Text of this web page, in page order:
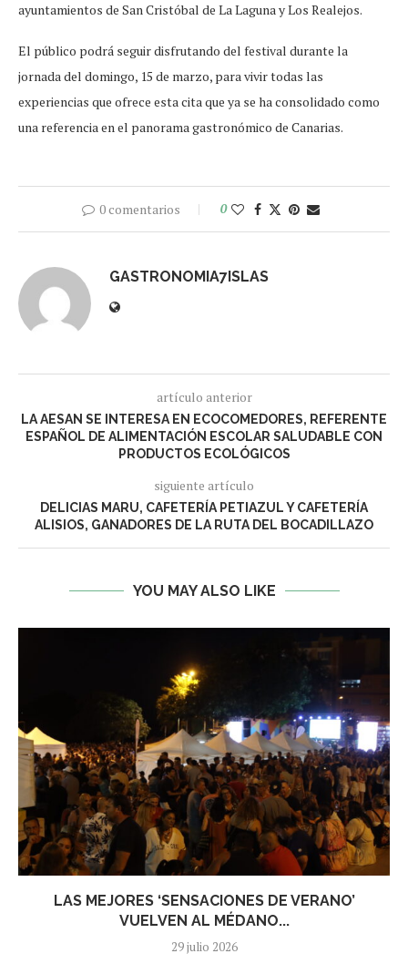
ayuntamientos de San Cristóbal de La Laguna y Los Realejos.
El público podrá seguir disfrutando del festival durante la
jornada del domingo, 15 de marzo, para vivir todas las
experiencias que ofrece esta cita que ya se ha consolidado como
una referencia en el panorama gastronómico de Canarias.
0 comentarios 0
GASTRONOMIA7ISLAS
artículo anterior
LA AESAN SE INTERESA EN ECOCOMEDORES, REFERENTE
ESPAÑOL DE ALIMENTACIÓN ESCOLAR SALUDABLE CON
PRODUCTOS ECOLÓGICOS
siguiente artículo
DELICIAS MARU, CAFETERÍA PETIAZUL Y CAFETERÍA
ALISIOS, GANADORES DE LA RUTA DEL BOCADILLAZO
YOU MAY ALSO LIKE
LAS MEJORES ‘SENSACIONES DE VERANO’
VUELVEN AL MÉDANO...
29 julio 2026